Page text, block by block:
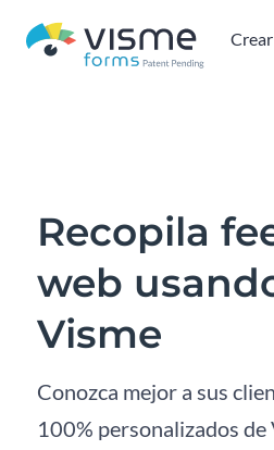
Crear
Recopila
web
Visme
Conozca mejor a sus
100% personalizados